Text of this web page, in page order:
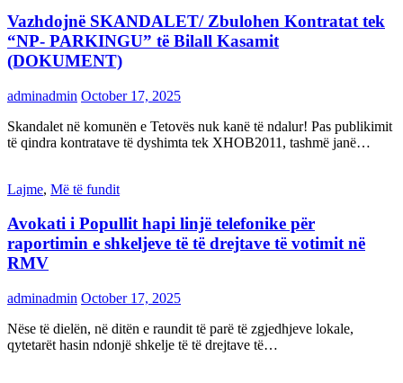
Vazhdojnë SKANDALET/ Zbulohen Kontratat tek
“NP- PARKINGU” të Bilall Kasamit
(DOKUMENT)
adminadmin October 17, 2025
Skandalet në komunën e Tetovës nuk kanë të ndalur! Pas publikimit
të qindra kontratave të dyshimta tek XHOB2011, tashmë janë…
Lajme, Më të fundit
Avokati i Popullit hapi linjë telefonike për
raportimin e shkeljeve të të drejtave të votimit në
RMV
adminadmin October 17, 2025
Nëse të dielën, në ditën e raundit të parë të zgjedhjeve lokale,
qytetarët hasin ndonjë shkelje të të drejtave të…